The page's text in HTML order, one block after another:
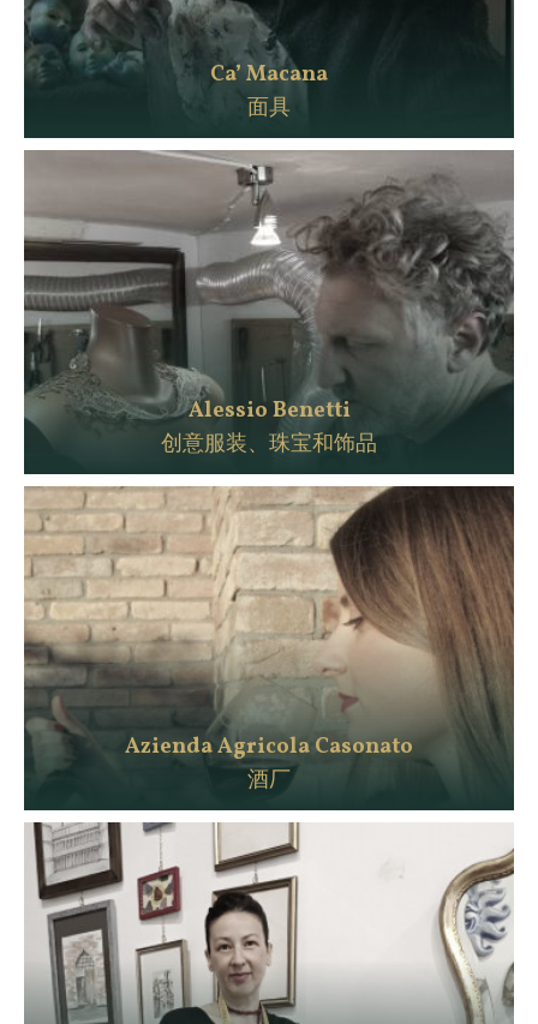
Ca’ Macana
面具
Alessio Benetti
创意服装、珠宝和饰品
Azienda Agricola Casonato
酒厂